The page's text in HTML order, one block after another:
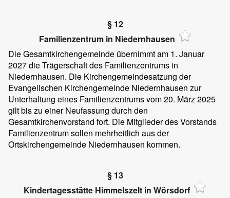
§ 12
Familienzentrum in Niedernhausen
Die Gesamtkirchengemeinde übernimmt am 1. Januar
2027 die Trägerschaft des Familienzentrums in
Niedernhausen. Die Kirchengemeindesatzung der
Evangelischen Kirchengemeinde Niedernhausen zur
Unterhaltung eines Familienzentrums vom 20. März 2025
gilt bis zu einer Neufassung durch den
Gesamtkirchenvorstand fort. Die Mitglieder des Vorstands
Familienzentrum sollen mehrheitlich aus der
Ortskirchengemeinde Niedernhausen kommen.
§ 13
Kindertagesstätte Himmelszelt in Wörsdorf